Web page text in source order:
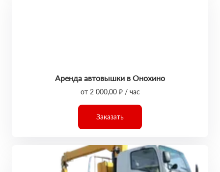
Аренда автовышки в Онохино
от 2 000,00 ₽ / час
Заказать